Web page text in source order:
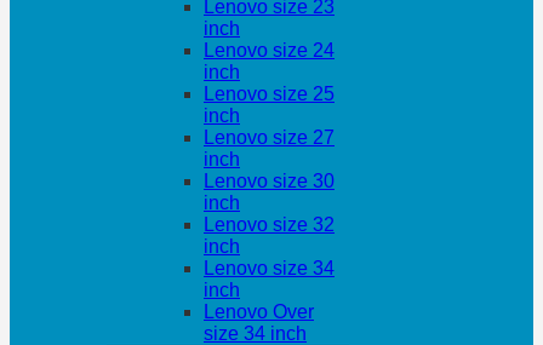
Lenovo size 23
inch
Lenovo size 24
inch
Lenovo size 25
inch
Lenovo size 27
inch
Lenovo size 30
inch
Lenovo size 32
inch
Lenovo size 34
inch
Lenovo Over
size 34 inch